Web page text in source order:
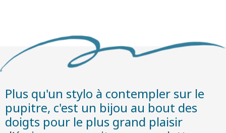
Plus qu'un stylo à contempler sur le
pupitre, c'est un bijou au bout des
doigts pour le plus grand plaisir